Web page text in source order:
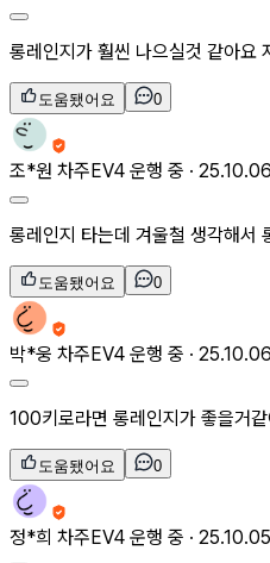
롱레인지가 훨씬 나으실것 같아
도움됐어요 0
조*원 차주EV4 운행 중 · 25.10.06
롱레인지 타는데 겨울철 생각해서
도움됐어요 0
박*웅 차주EV4 운행 중 · 25.10.06
100키로라면 롱레인지가 좋을거
도움됐어요 0
정*희 차주EV4 운행 중 · 25.10.05